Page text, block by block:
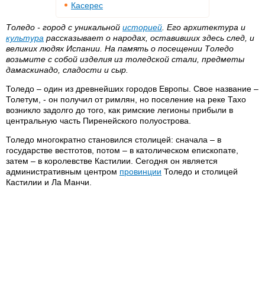
Касерес
Толедо - город с уникальной историей . Его архитектура и
культура рассказывает о народах, оставивших здесь след, и
великих людях Испании. На память о посещении Толедо
возьмите с собой изделия из толедской стали, предметы
дамаскинадо, сладости и сыр.
Толедо – один из древнейших городов Европы. Свое название –
Толетум, - он получил от римлян, но поселение на реке Тахо
возникло задолго до того, как римские легионы прибыли в
центральную часть Пиренейского полуострова.
Толедо многократно становился столицей: сначала – в
государстве вестготов, потом – в католическом епископате,
затем – в королевстве Кастилии. Сегодня он является
административным центром провинции Толедо и столицей
Кастилии и Ла Манчи.